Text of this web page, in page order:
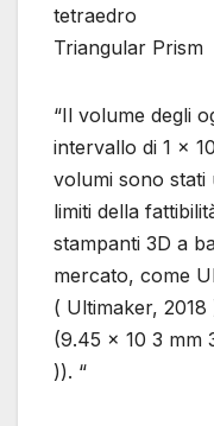
tetraedro
Triangular Prism
“Il volume degli
intervallo di 1 ×
volumi sono stati
limiti della
stampanti 3D a
mercato, come
( Ultimaker,
(9.45 × 10 3 mm
)). “